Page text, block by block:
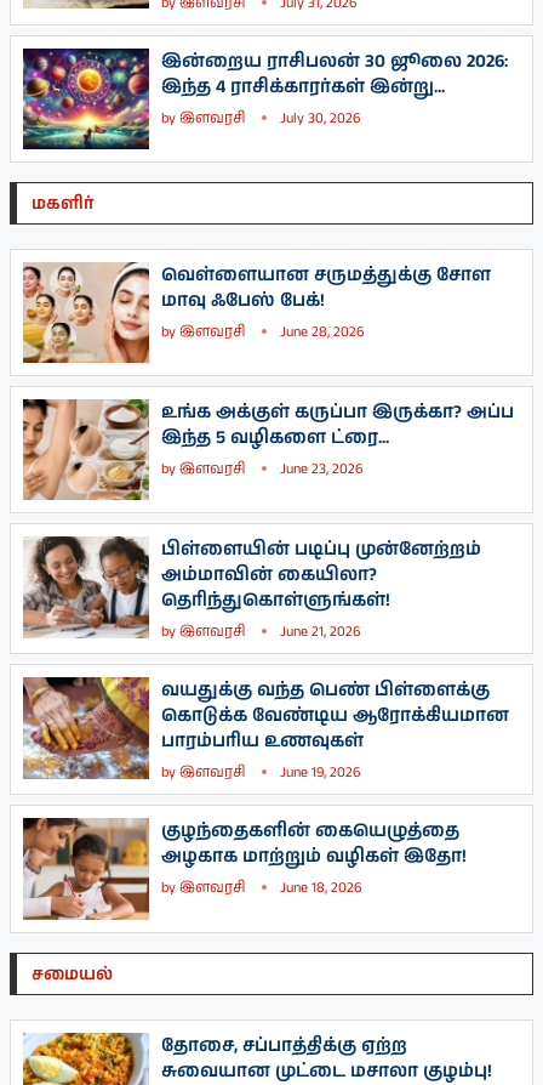
இன்றைய ராசிபலன் 30 ஜூலை 2026:
இந்த 4 ராசிக்காரர்கள் இன்று...
byஇளவரசி July 30, 2026
மகளிர்
வெள்ளையான சருமத்துக்கு சோள
மாவு ஃபேஸ் பேக்!
byஇளவரசி June 28, 2026
உங்க அக்குள் கருப்பா இருக்கா? அப்ப
இந்த 5 வழிகளை ட்ரை...
byஇளவரசி June 23, 2026
பிள்ளையின் படிப்பு முன்னேற்றம்
அம்மாவின் கையிலா?
தெரிந்துகொள்ளுங்கள்!
byஇளவரசி June 21, 2026
வயதுக்கு வந்த பெண் பிள்ளைக்கு
கொடுக்க வேண்டிய ஆரோக்கியமான
பாரம்பரிய உணவுகள்
byஇளவரசி June 19, 2026
குழந்தைகளின் கையெழுத்தை
அழகாக மாற்றும் வழிகள் இதோ!
byஇளவரசி June 18, 2026
சமையல்
தோசை, சப்பாத்திக்கு ஏற்ற
சுவையான முட்டை மசாலா குழம்பு!